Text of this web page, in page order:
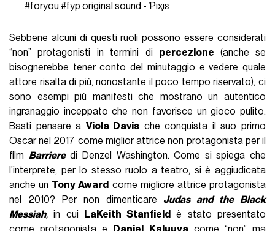
#foryou #fyp original sound - Ƥıҳıɛ
Sebbene alcuni di questi ruoli possono essere considerati
“non” protagonisti in termini di percezione (anche se
bisognerebbe tener conto del minutaggio e vedere quale
attore risalta di più, nonostante il poco tempo riservato), ci
sono esempi più manifesti che mostrano un autentico
ingranaggio inceppato che non favorisce un gioco pulito.
Basti pensare a Viola Davis che conquista il suo primo
Oscar nel 2017 come miglior attrice non protagonista per il
film Barrieredi Denzel Washington. Come si spiega che
l’interprete, per lo stesso ruolo a teatro, si è aggiudicata
anche un Tony Award come migliore attrice protagonista
nel 2010? Per non dimenticare Judas and the Black
Messiah,in cui LaKeith Stanfield
è stato presentato